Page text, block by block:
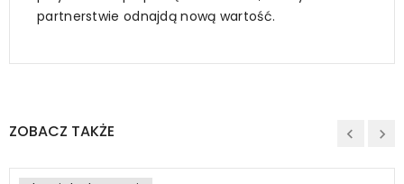
partnerstwie odnajdą nową wartość.
ZOBACZ TAKŻE